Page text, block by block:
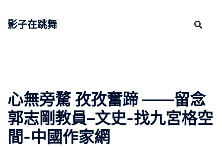
影子在跳舞
心無旁騖 孜孜奮蹄 ——留念
郭志剛教員–文史-找九宮格空
間-中國作家網